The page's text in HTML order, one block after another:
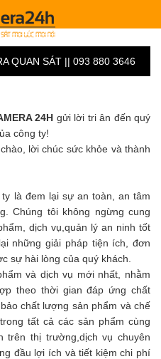
QUAN SÁT || 093 880 3646
24H gửi lời tri ân đến quý
công ty!
lời chúc sức khỏe và thành
là đem lại sự an toàn, an tâm
Chúng tôi không ngừng cung
dịch vụ,quản lý an ninh tốt
những giải pháp tiện ích, đơn
sự hài lòng của quý khách.
và dịch vụ mới nhất, nhằm
theo thời gian đáp ứng chất
chất lượng sản phẩm và chế
tất cả các sản phẩm cùng
trên thị trường,dịch vụ chuyên
đầu lợi ích và tiết kiệm chi phí